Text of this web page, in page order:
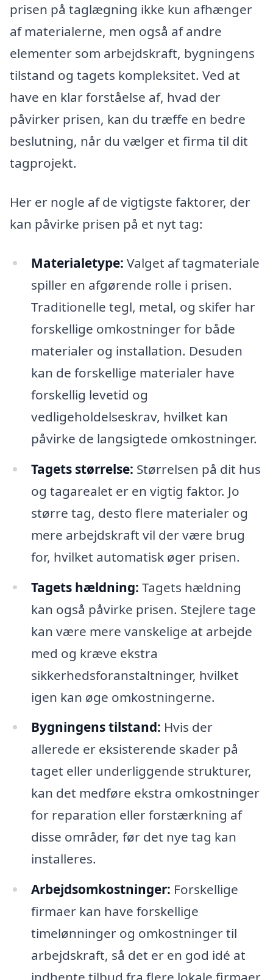
prisen på taglægning ikke kun afhænger
af materialerne, men også af andre
elementer som arbejdskraft, bygningens
tilstand og tagets kompleksitet. Ved at
have en klar forståelse af, hvad der
påvirker prisen, kan du træffe en bedre
beslutning, når du vælger et firma til dit
tagprojekt.
Her er nogle af de vigtigste faktorer, der
kan påvirke prisen på et nyt tag:
Materialetype: Valget af tagmateriale
spiller en afgørende rolle i prisen.
Traditionelle tegl, metal, og skifer har
forskellige omkostninger for både
materialer og installation. Desuden
kan de forskellige materialer have
forskellig levetid og
vedligeholdelseskrav, hvilket kan
påvirke de langsigtede omkostninger.
Tagets størrelse: Størrelsen på dit hus
og tagarealet er en vigtig faktor. Jo
større tag, desto flere materialer og
mere arbejdskraft vil der være brug
for, hvilket automatisk øger prisen.
Tagets hældning: Tagets hældning
kan også påvirke prisen. Stejlere tage
kan være mere vanskelige at arbejde
med og kræve ekstra
sikkerhedsforanstaltninger, hvilket
igen kan øge omkostningerne.
Bygningens tilstand: Hvis der
allerede er eksisterende skader på
taget eller underliggende strukturer,
kan det medføre ekstra omkostninger
for reparation eller forstærkning af
disse områder, før det nye tag kan
installeres.
Arbejdsomkostninger: Forskellige
firmaer kan have forskellige
timelønninger og omkostninger til
arbejdskraft, så det er en god idé at